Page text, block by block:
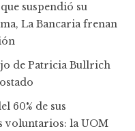
suspendió su
La Bancaria frenan
de Patricia Bullrich
60% de sus
voluntarios: la UOM